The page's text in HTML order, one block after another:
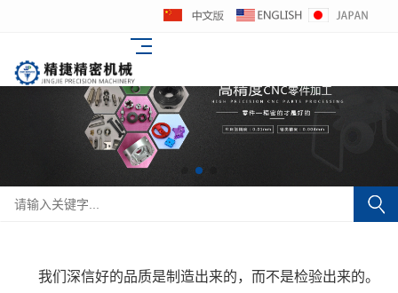
我们深信好的品质是制造出来的，而不是检验出来的。